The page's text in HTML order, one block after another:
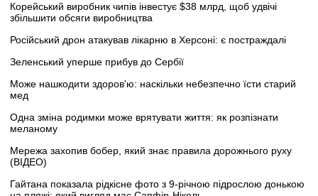
Корейський виробник чипів інвестує $38 млрд, щоб удвічі
збільшити обсяги виробництва
Російський дрон атакував лікарню в Херсоні: є постраждалі
Зеленський уперше прибув до Сербії
Може нашкодити здоров'ю: наскільки небезпечно їсти старий
мед
Одна зміна родимки може врятувати життя: як розпізнати
меланому
Мережа захопив бобер, який знає правила дорожнього руху
(ВІДЕО)
Гайтана показала рідкісне фото з 9-річною підрослою донькою